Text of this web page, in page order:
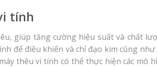
tính
giúp tăng cường hiệu suất và chất
để điều khiển và chỉ đạo kim cũng như
thêu vi tính có thể thực hiện các mô